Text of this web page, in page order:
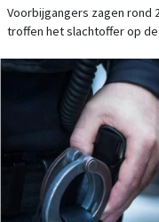
Voorbijgangers zagen rond
troffen het slachtoffer op de